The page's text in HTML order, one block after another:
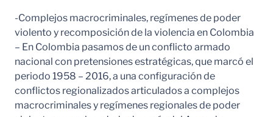
-Complejos macrocriminales, regímenes de poder
violento y recomposición de la violencia en Colombia
– En Colombia pasamos de un conflicto armado
nacional con pretensiones estratégicas, que marcó el
periodo 1958 – 2016, a una configuración de
conflictos regionalizados articulados a complejos
macrocriminales y regímenes regionales de poder